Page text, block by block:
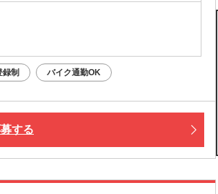
録制 バイク通勤OK
する